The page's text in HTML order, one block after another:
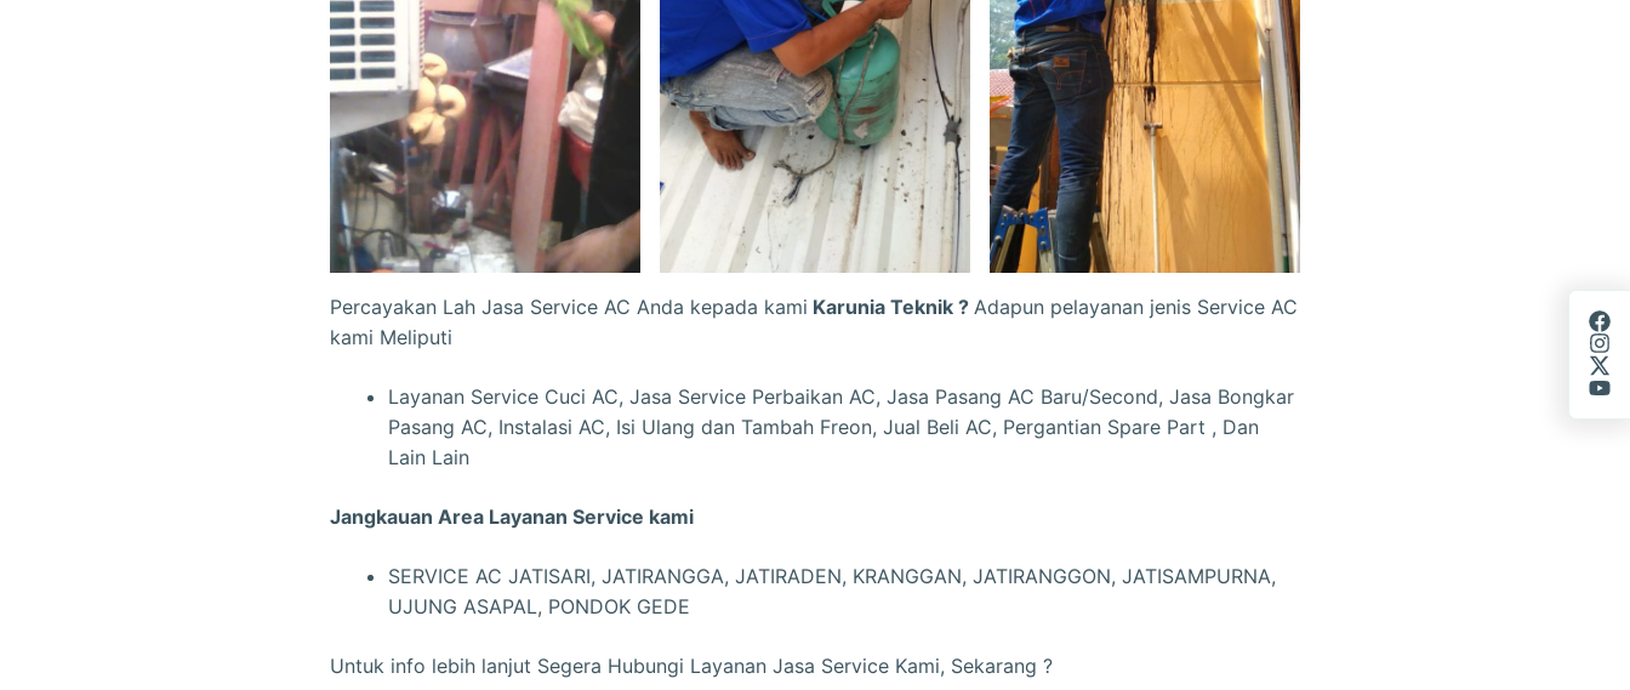
Percayakan Lah Jasa Service AC Anda kepada kami Karunia Teknik ? Adapun pelayanan jenis Service AC
kami Meliputi
Layanan Service Cuci AC, Jasa Service Perbaikan AC, Jasa Pasang AC Baru/Second, Jasa Bongkar
Pasang AC, Instalasi AC, Isi Ulang dan Tambah Freon, Jual Beli AC, Pergantian Spare Part , Dan
Lain Lain
Jangkauan Area Layanan Service kami
SERVICE AC JATISARI, JATIRANGGA, JATIRADEN, KRANGGAN, JATIRANGGON, JATISAMPURNA,
UJUNG ASAPAL, PONDOK GEDE
Untuk info lebih lanjut Segera Hubungi Layanan Jasa Service Kami, Sekarang ?